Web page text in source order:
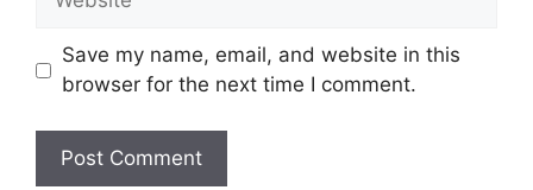
Save my name, email, and website in this
browser for the next time I comment.